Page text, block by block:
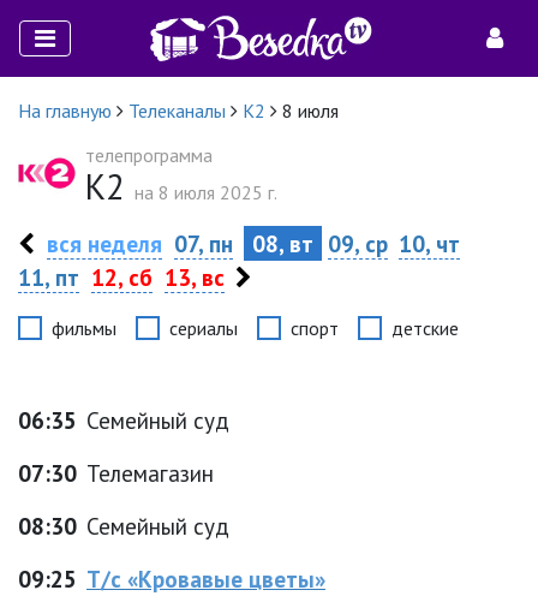
На главную Телеканалы К2
8 июля
телепрограмма
К2 на 8 июля 2025 г.
вся неделя 07, пн 08, вт 09, ср 10, чт
11, пт 12, сб 13, вс
фильмы сериалы спорт детские
06:35 Семейный суд
07:30 Телемагазин
08:30 Семейный суд
09:25 Т/с «Кровавые цветы»